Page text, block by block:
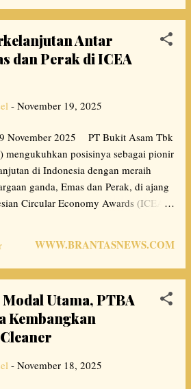
...
untuk memenuhi kebutuhan
seperti UU No. 2 Tahun 2025,
izin tambang bagi koperasi,
wilayah (WIUP) dan regulasi yang
pusat (izin usaha
IUP) atau daerah, atau melalui
dan badan usaha tertentu. Menyikapi
Puskud Koperasi Sriwijaya,
Yudha Pratama,S.H berharap agar
ruang kebijakan yang berpihak. "
Antar
dan Perak di ICEA
- November 19, 2025
November 2025 PT Bukit Asam Tbk
mengukuhkan posisinya sebagai pionir
di Indonesia dengan meraih
ganda, Emas dan Perak, di ajang
Circular Economy Awards (ICEA)
Cutfish to become Zero Waste,”.
penghargaan Perak diraih melalui
Kedua inovasi ini menunjukkan
perusahaan untuk tidak hanya
tetapi menghilangkan limbah
terukur. Mustafa Kamal,
WWW.BRANTASNEWS.COM
Utama, PTBA
Kembangkan
- November 18, 2025